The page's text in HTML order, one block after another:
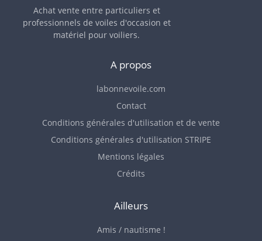
Achat vente entre particuliers et
professionnels de voiles d'occasion et
matériel pour voiliers.
A propos
labonnevoile.com
Contact
Conditions générales d'utilisation et de vente
Conditions générales d'utilisation STRIPE
Mentions légales
Crédits
Ailleurs
Amis / nautisme !